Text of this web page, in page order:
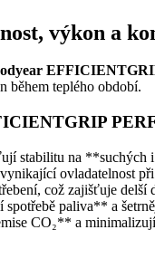
výkon a
během teplého období.
stabilitu na
ovladatelnost
což zajišťuje delší
paliva** a
CO₂** a